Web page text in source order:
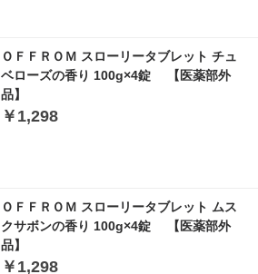
ＯＦＦＲＯＭ スローリータブレット チュ
ベローズの香り 100g×4錠 【医薬部外
品】
￥1,298
ＯＦＦＲＯＭ スローリータブレット ムス
クサボンの香り 100g×4錠 【医薬部外
品】
￥1,298